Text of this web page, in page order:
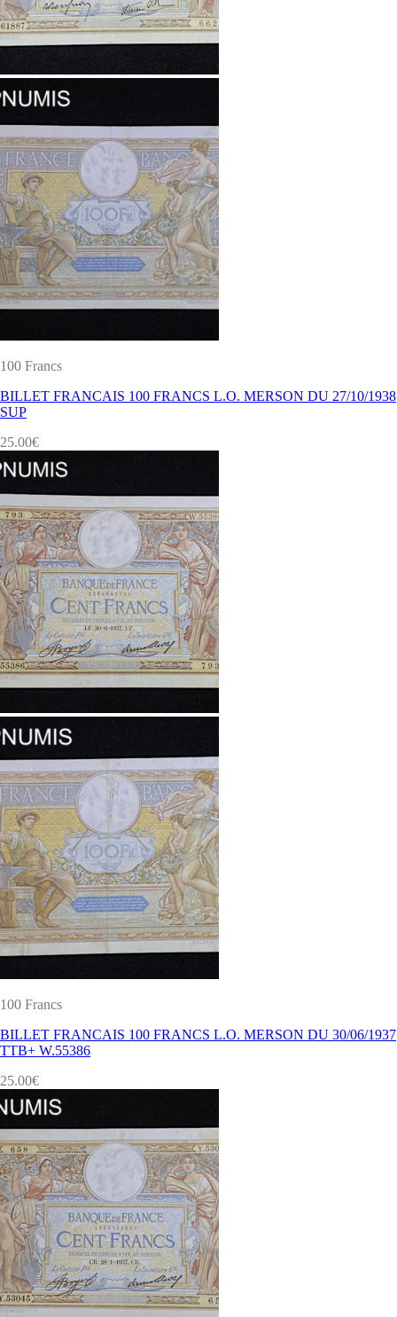
100 Francs
BILLET FRANCAIS 100 FRANCS L.O. MERSON DU 27/10/1938
SUP
25.00€
100 Francs
BILLET FRANCAIS 100 FRANCS L.O. MERSON DU 30/06/1937
TTB+ W.55386
25.00€